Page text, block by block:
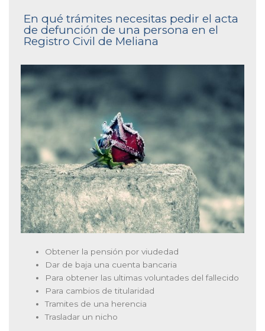
En qué trámites necesitas pedir el acta
de defunción de una persona en el
Registro Civil de Meliana
Obtener la pensión por viudedad
Dar de baja una cuenta bancaria
Para obtener las ultimas voluntades del fallecido
Para cambios de titularidad
Tramites de una herencia
Trasladar un nicho